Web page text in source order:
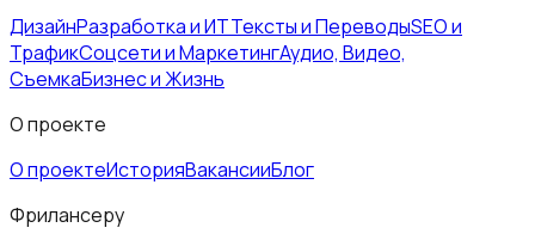
ДизайнРазработка и ИТТексты и ПереводыSEO и
ТрафикСоцсети и МаркетингАудио, Видео,
СъемкаБизнес и Жизнь
О проекте
О проектеИсторияВакансииБлог
Фрилансеру